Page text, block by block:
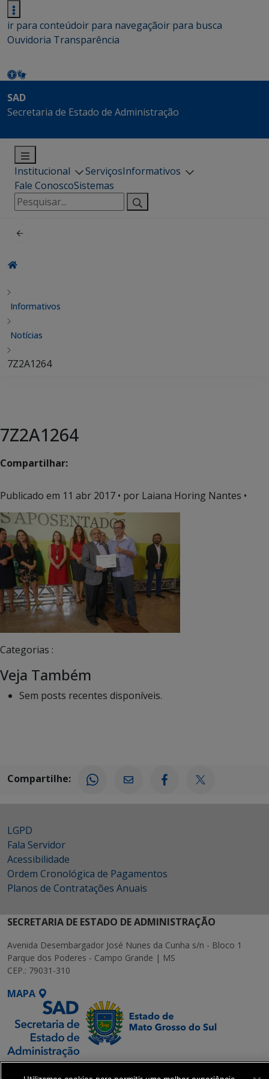
ir para conteúdoir para navegaçãoir para busca
Ouvidoria Transparência
SAD
Secretaria de Estado de Administração
Institucional ServiçosInformativos
Fale ConoscoSistemas
Pesquisar
por:
Informativos
Notícias
7Z2A1264
7Z2A1264
Compartilhar:
Publicado em 11 abr 2017 • por Laiana Horing Nantes •
Categorias :
Veja Também
Sem posts recentes disponíveis.
Compartilhe:
LGPD
Fala Servidor
Acessibilidade
Ordem Cronológica de Pagamentos
Planos de Contratações Anuais
SECRETARIA DE ESTADO DE ADMINISTRAÇÃO
Avenida Desembargador José Nunes da Cunha s/n - Bloco 1
Parque dos Poderes - Campo Grande | MS
CEP.: 79031-310
MAPA